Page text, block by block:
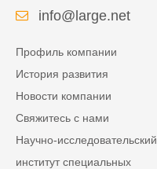
info@large.net
Профиль компании
История развития
Новости компании
Свяжитесь с нами
Научно-исследовательский
институт специальных